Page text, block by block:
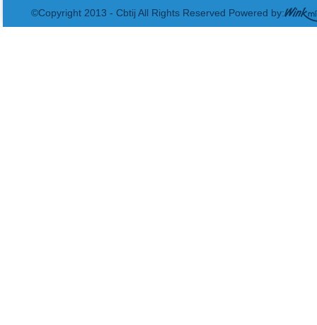
©Copyright 2013 - Cbtij All Rights Reserved Powered by: